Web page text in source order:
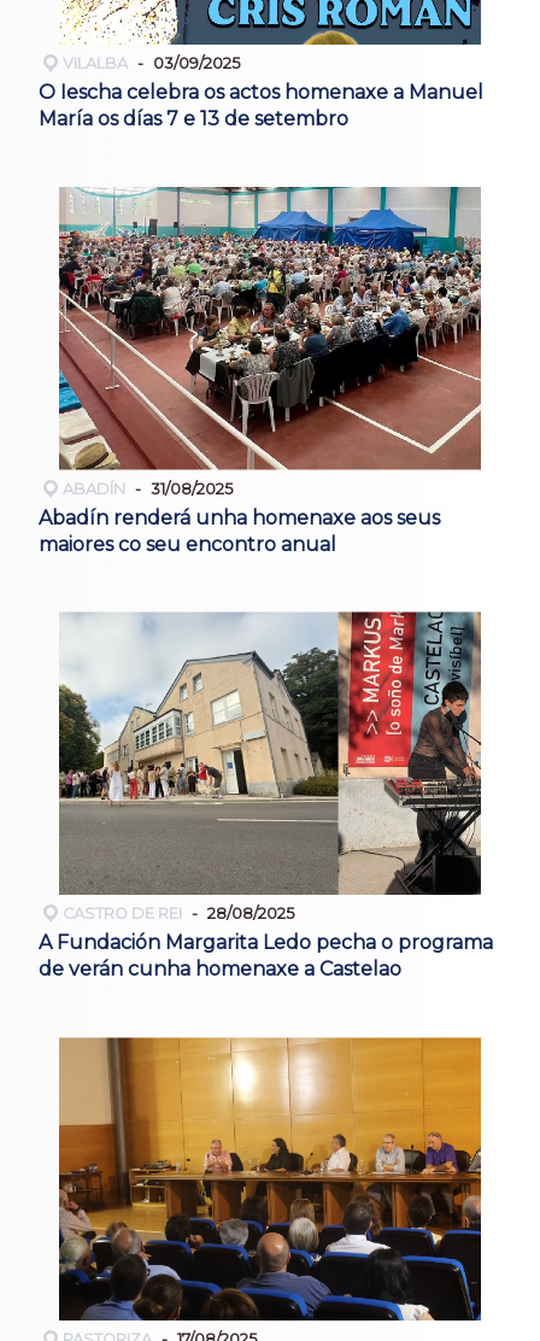
VILALBA 03/09/2025
O Iescha celebra os actos homenaxe a Manuel
María os días 7 e 13 de setembro
ABADÍN 31/08/2025
Abadín renderá unha homenaxe aos seus
maiores co seu encontro anual
CASTRO DE REI 28/08/2025
A Fundación Margarita Ledo pecha o programa
de verán cunha homenaxe a Castelao